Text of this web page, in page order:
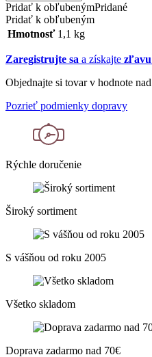
Pridať k obľubenýmPridané
Pridať k obľubeným
Hmotnosť 1,1 kg
Zaregistrujte sa a získajte
Objednajte si tovar v hodnote nad
Pozrieť podmienky dopravy
Rýchle doručenie
Široký sortiment
S vášňou od roku 2005
Všetko skladom
Doprava zadarmo nad 70€